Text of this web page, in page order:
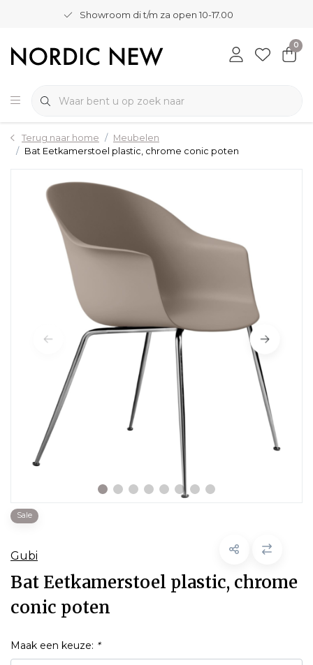
Showroom di t/m za open 10-17.00
0
Terug naar home
Meubelen
Bat Eetkamerstoel plastic, chrome conic poten
Sale
Gubi
Bat Eetkamerstoel plastic, chrome
conic poten
Maak een keuze: *